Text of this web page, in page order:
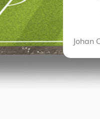
Johan